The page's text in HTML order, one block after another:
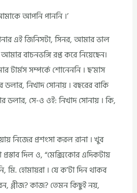
আপনি পাননি ।’
এই জিনিসটা, সিনর, আমার ভাল
বাচনভঙ্গি রপ্ত করে নিয়েছেন।
সম্পর্কে শোনেননি । ছ’মাস
ডলার, নিখাদ সোনায় । বছরের বাকি
ডলার, সে-ও ওই: নিখাদ সোনায় । কি,
নিজের প্রশংসা করল রানা । খুব
দিল ও, “মেক্সিকোর এদিকটায়
হোমায়রা । যে ক’টা দিন থাকব
প্লীজ? কাজ? তেমন কিছুই নয়,